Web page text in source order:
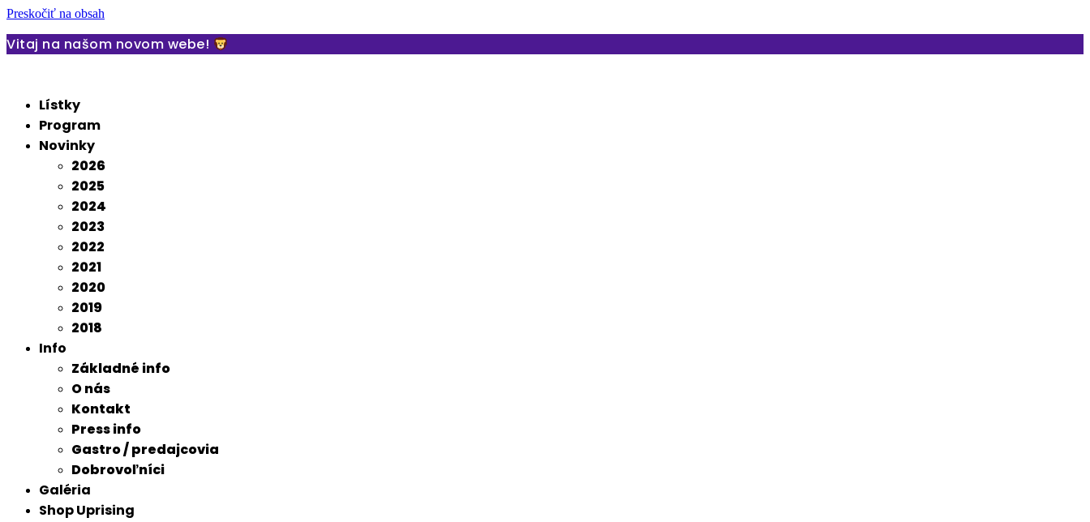
Preskočiť na obsah
Vitaj na našom novom webe!
Lístky
Program
Novinky
2026
2025
2024
2023
2022
2021
2020
2019
2018
Info
Základné info
O nás
Kontakt
Press info
Gastro / predajcovia
Dobrovoľníci
Galéria
Shop Uprising